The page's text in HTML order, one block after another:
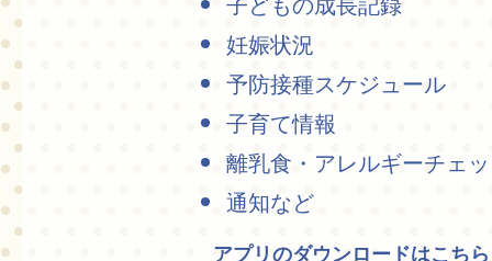
妊娠状況
予防接種スケジュール
子育て情報
離乳食・アレルギーチェ
通知など
アプリのダウンロードはこちら